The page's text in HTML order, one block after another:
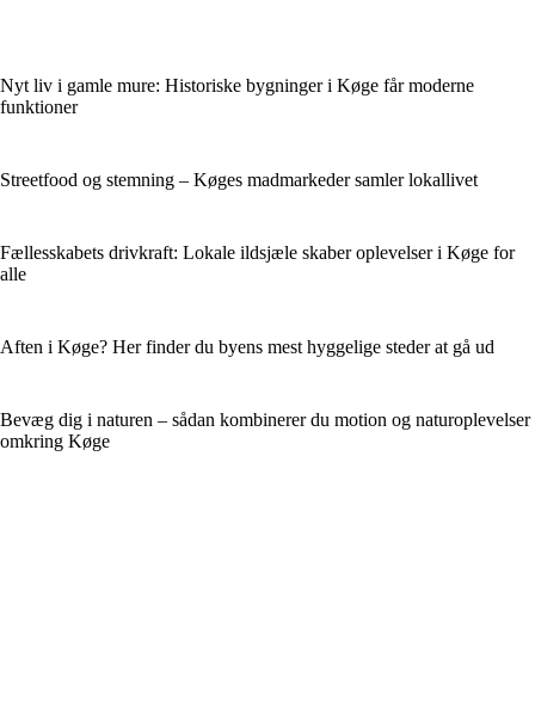
Nyt liv i gamle mure: Historiske bygninger i Køge får moderne
funktioner
Streetfood og stemning – Køges madmarkeder samler lokallivet
Fællesskabets drivkraft: Lokale ildsjæle skaber oplevelser i Køge for
alle
Aften i Køge? Her finder du byens mest hyggelige steder at gå ud
Bevæg dig i naturen – sådan kombinerer du motion og naturoplevelser
omkring Køge